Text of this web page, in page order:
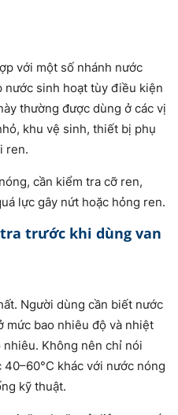
với một số nhánh nước
nước sinh hoạt tùy điều kiện
thường được dùng ở các vị
khu vệ sinh, thiết bị phụ
ren.
cần kiểm tra cỡ ren,
lực gây nứt hoặc hỏng ren.
trước khi dùng van
Người dùng cần biết nước
mức bao nhiêu độ và nhiệt
Không nên chỉ nói
40–60°C khác với nước nóng
kỹ thuật.